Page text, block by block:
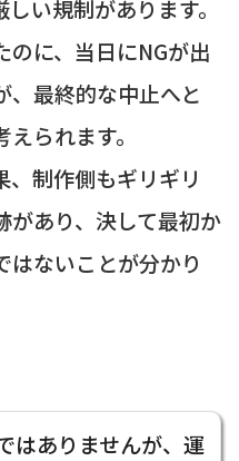
い規制があります。
のに、当日にNGが出
、最終的な中止へと
られます。
、制作側もギリギリ
があり、決して最初か
はないことが分かり
はありませんが、運